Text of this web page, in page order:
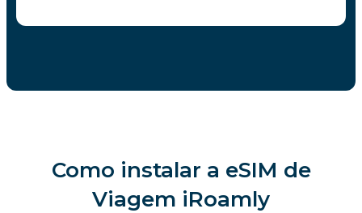
Como instalar a eSIM de
Viagem iRoamly